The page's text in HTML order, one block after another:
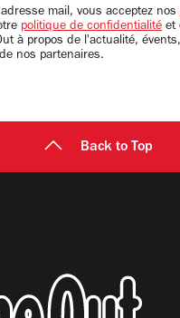
mail, vous acceptez nos
politique de confidentialité et
à propos de l'actualité,
nos partenaires.
Back to Top